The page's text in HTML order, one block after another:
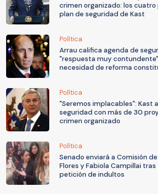
crimen organizado: los
plan de seguridad de Kast
Política
Arrau califica agenda de
"respuesta muy
necesidad de reforma
Política
"Seremos implacables": Kast
seguridad con más de 30
crimen organizado
Política
Senado enviará a Comisión
Flores y Fabiola Campillai
petición de indultos